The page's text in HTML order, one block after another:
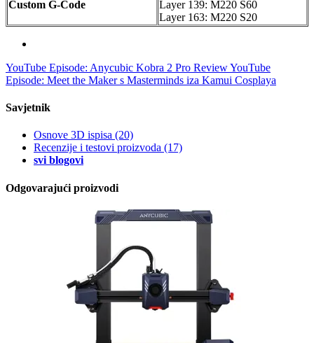
Custom G-Code
Layer 139: M220 S60
Layer 163: M220 S20
YouTube Episode: Anycubic Kobra 2 Pro ReviewYouTube
Episode: Meet the Maker s Masterminds iza Kamui Cosplaya
Savjetnik
Osnove 3D ispisa (20)
Recenzije i testovi proizvoda (17)
svi blogovi
Odgovarajući proizvodi